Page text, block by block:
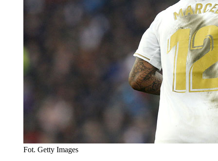
Fot. Getty Images